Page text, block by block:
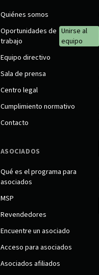
Quiénes somos
Oportunidades de
trabajo
Unirse al
equipo
Equipo directivo
Sala de prensa
Centro legal
Cumplimiento normativo
Contacto
ASOCIADOS
Qué es el programa para
asociados
MSP
Revendedores
Encuentre un asociado
Acceso para asociados
Asociados afiliados